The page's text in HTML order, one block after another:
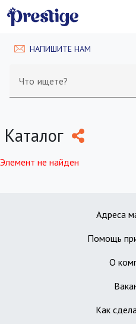
НАПИШИТЕ НАМ
Что ищете?
Каталог
Элемент не найден
Адреса
Помощь
О
Как